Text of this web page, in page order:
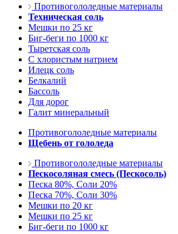
Противогололедные материалы
Техническая соль
Мешки по 25 кг
Биг-беги по 1000 кг
Тыретская соль
С хлористым натрием
Илецк соль
Белкалий
Бассоль
Для дорог
Галит минеральный
Противогололедные материалы
Щебень от гололеда
Противогололедные материалы
Пескосоляная смесь (Пескосоль)
Песка 80%, Соли 20%
Песка 70%, Соли 30%
Мешки по 20 кг
Мешки по 25 кг
Биг-беги по 1000 кг